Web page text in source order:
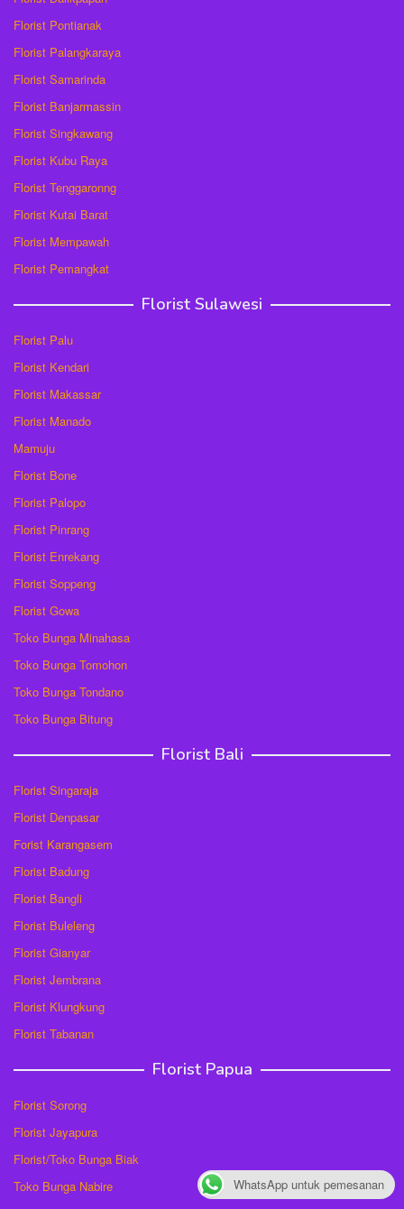
Florist Pontianak
Florist Palangkaraya
Florist Samarinda
Florist Banjarmassin
Florist Singkawang
Florist Kubu Raya
Florist Tenggaronng
Florist Kutai Barat
Florist Mempawah
Florist Pemangkat
Florist Sulawesi
Florist Palu
Florist Kendari
Florist Makassar
Florist Manado
Mamuju
Florist Bone
Florist Palopo
Florist Pinrang
Florist Enrekang
Florist Soppeng
Florist Gowa
Toko Bunga Minahasa
Toko Bunga Tomohon
Toko Bunga Tondano
Toko Bunga Bitung
Florist Bali
Florist Singaraja
Florist Denpasar
Forist Karangasem
Florist Badung
Florist Bangli
Florist Buleleng
Florist Gianyar
Florist Jembrana
Florist Klungkung
Florist Tabanan
Florist Papua
Florist Sorong
Florist Jayapura
Florist/Toko Bunga Biak
Toko Bunga Nabire
WhatsApp untuk pemesanan